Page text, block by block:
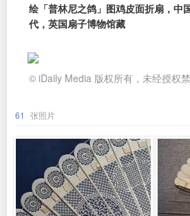
绘「普林尼之鸽」图鸡皮面折扇，中
代，英国扇子博物馆藏
© iDaily Media 版权所有，未经授权禁
61 张照片